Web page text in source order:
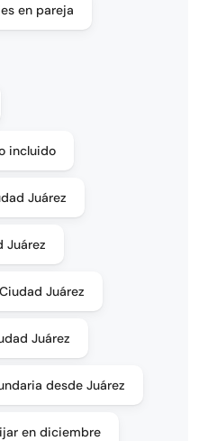
en pareja
incluido
Juárez
Juárez
Juárez
Juárez
desde Juárez
en diciembre